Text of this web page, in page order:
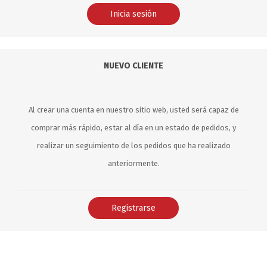
NUEVO CLIENTE
Al crear una cuenta en nuestro sitio web, usted será capaz de
comprar más rápido, estar al día en un estado de pedidos, y
realizar un seguimiento de los pedidos que ha realizado
anteriormente.